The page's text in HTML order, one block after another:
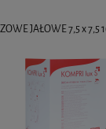
JAŁOWE 7,5 x 7,5